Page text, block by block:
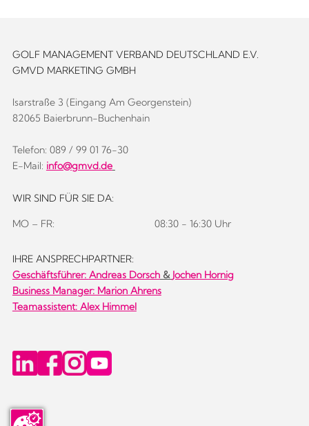
GOLF MANAGEMENT VERBAND DEUTSCHLAND E.V.
GMVD MARKETING GMBH
Isarstraße 3 (Eingang Am Georgenstein)
82065 Baierbrunn-Buchenhain
Telefon: 089 / 99 01 76-30
E-Mail: info@gmvd.de
WIR SIND FÜR SIE DA:
MO – FR: 08:30 - 16:30 Uhr
IHRE ANSPRECHPARTNER:
Geschäftsführer: Andreas Dorsch& Jochen Hornig
Business Manager: Marion Ahrens
Teamassistent: Alex Himmel